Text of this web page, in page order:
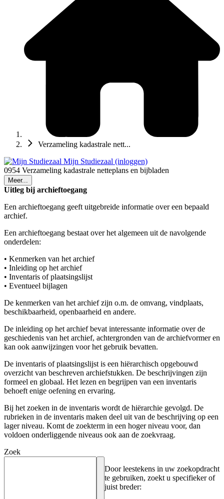
Verzameling kadastrale nett...
Mijn Studiezaal (inloggen)
0954 Verzameling kadastrale netteplans en bijbladen
Meer...
Uitleg bij archieftoegang
Een archieftoegang geeft uitgebreide informatie over een bepaald
archief.
Een archieftoegang bestaat over het algemeen uit de navolgende
onderdelen:
• Kenmerken van het archief
• Inleiding op het archief
• Inventaris of plaatsingslijst
• Eventueel bijlagen
De kenmerken van het archief zijn o.m. de omvang, vindplaats,
beschikbaarheid, openbaarheid en andere.
De inleiding op het archief bevat interessante informatie over de
geschiedenis van het archief, achtergronden van de archiefvormer en
kan ook aanwijzingen voor het gebruik bevatten.
De inventaris of plaatsingslijst is een hiërarchisch opgebouwd
overzicht van beschreven archiefstukken. De beschrijvingen zijn
formeel en globaal. Het lezen en begrijpen van een inventaris
behoeft enige oefening en ervaring.
Bij het zoeken in de inventaris wordt de hiërarchie gevolgd. De
rubrieken in de inventaris maken deel uit van de beschrijving op een
lager niveau. Komt de zoekterm in een hoger niveau voor, dan
voldoen onderliggende niveaus ook aan de zoekvraag.
Zoek
Door leestekens in uw zoekopdracht
te gebruiken, zoekt u specifieker of
juist breder: